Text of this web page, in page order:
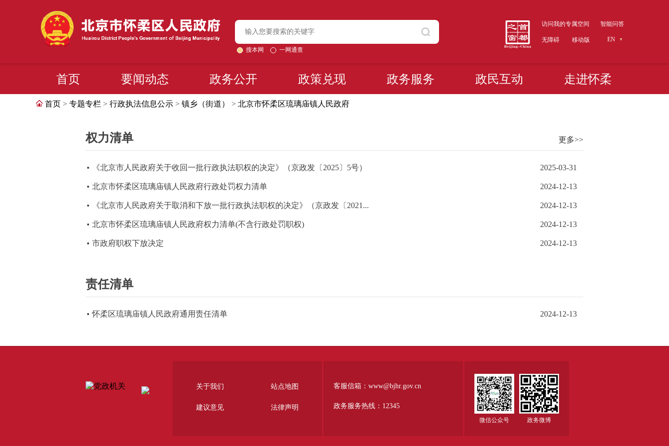
搜本网 一网通查
访问我的专属空间 智能问答
无障碍 移动版 EN
首页 要闻动态 政务公开 政策兑现 政务服务 政民互动 走进怀柔
首页 > 专题专栏 > 行政执法信息公示 > 镇乡（街道） > 北京市怀柔区琉璃庙镇人民政府
权力清单 更多>>
《北京市人民政府关于收回一批行政执法职权的决定》（京政发〔2025〕5号） 2025-03-31
北京市怀柔区琉璃庙镇人民政府行政处罚权力清单 2024-12-13
《北京市人民政府关于取消和下放一批行政执法职权的决定》（京政发〔2021... 2024-12-13
北京市怀柔区琉璃庙镇人民政府权力清单(不含行政处罚职权) 2024-12-13
市政府职权下放决定 2024-12-13
责任清单
怀柔区琉璃庙镇人民政府通用责任清单 2024-12-13
关于我们 站点地图
建议意见 法律声明
客服信箱：www@bjhr.gov.cn
政务服务热线：12345
微信公众号 政务微博